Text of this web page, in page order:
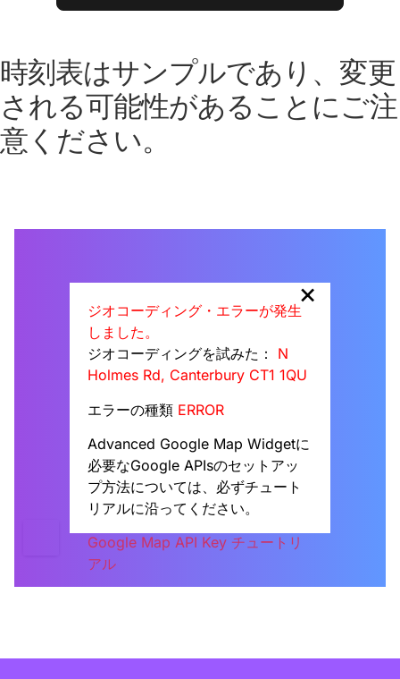
時刻表はサンプルであり、変更
される可能性があることにご注
意ください。
×
ジオコーディング・エラーが発生
しました。
ジオコーディングを試みた： N
Holmes Rd, Canterbury CT1 1QU
エラーの種類 ERROR
Advanced Google Map Widgetに
必要なGoogle APIsのセットアッ
プ方法については、必ずチュート
リアルに沿ってください。
Google Map API Key チュートリ
アル